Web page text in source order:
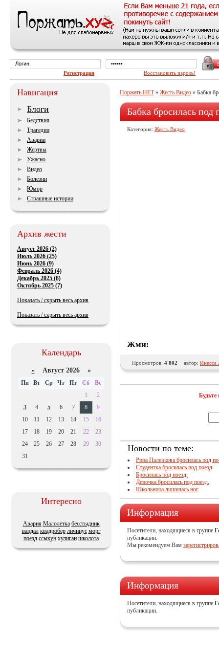
Поржать.НЕТ» Жесть Видео » Бабка
Бабка бросилась под
Категория: Жесть Видео
Жми:
Просмотров: 4 802 автор: Инесса
Будьте
Новости по теме:
Рина Паленкова бросилась под
Студентка бросилась под поезд
Бросилась под поезд.
Девочка бросилась под поезд.
Школьница лишилась ног
Информация
Посетители, находящиеся в группе
публикации.
Мы рекомендуем Вам
Информация
Посетители, находящиеся в группе
публикации.
Навигация
Блоги
Бедствия
Трагедии
Аварии
Жертвы
Ужасно
Видео
Болезни
Юмор
Страшные истории
Архив жести
Август 2026 (2)
Июль 2026 (25)
Июнь 2026 (9)
Февраль 2026 (4)
Декабрь 2025 (8)
Октябрь 2025 (7)
Показать / скрыть весь архив
Показать / скрыть весь архив
Календарь
«Август 2026 »
Пн Вт Ср Чт Пт Сб
Вс
1
2
3
4 5 6 7 8
9
10
11 12 13 14 15
16
17
18 19 20 21 22
23
24
25 26 27 28 29
30
31
Интересно
Авария Малолетка бесстыдник
вандал квадробер личинус морг
поезд ссыкун хулиган школота
Регистрация Восстановить пароль!